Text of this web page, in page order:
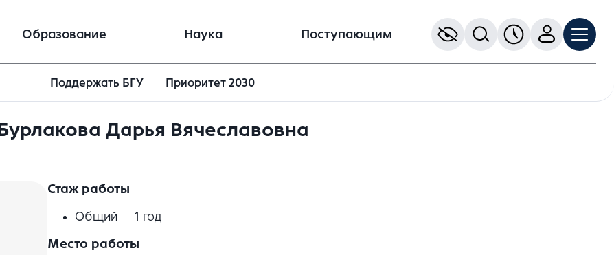
Образование Наука Поступающим
Поддержать БГУ Приоритет 2030
Бурлакова Дарья Вячеславовна
Стаж работы
Общий — 1 год
Место работы